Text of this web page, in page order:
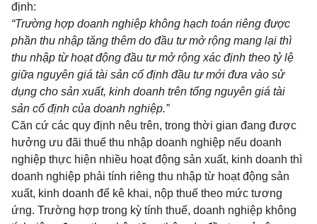
định:
“Trường hợp doanh nghiệp không hạch toán riêng được
phần thu nhập tăng thêm do đầu tư mở rộng mang lại thì
thu nhập từ hoạt động đầu tư mở rộng xác định theo tỷlệ
giữa nguyên giá tài sản cố định đầu tư mới đưa vào sử
dụng cho sản xuất, kinh doanh trên tổng nguyên giá tài
sản cố định của doanh nghiệp.”
Căn cứ các quy định nêu trên, trong thời gian đang được
hưởng ưu đãi thuế thu nhập doanh nghiệp nếu doanh
nghiệp thực hiện nhiều hoạt động sản xuất, kinh doanh thì
doanh nghiệp phải tính riêng thu nhập từ hoạt động sản
xuất, kinh doanh để kê khai, nộp thuế theo mức tương
ứng. Trường hợp trong kỳ tính thuế, doanh nghiệp không